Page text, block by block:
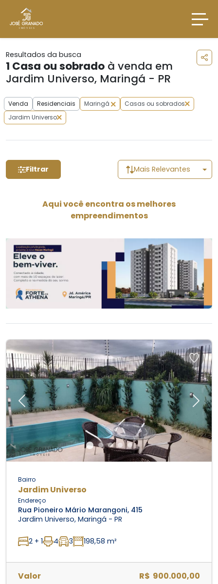
Resultados da busca
1 Casa ou sobrado à venda em
Jardim Universo, Maringá - PR
Venda Residenciais Maringá
Casas ou sobrados
Jardim Universo
Filtrar Mais Relevantes
Aqui você encontra os melhores
empreendimentos
Previous Next
Bairro
Jardim Universo
Endereço
Rua Pioneiro Mário Marangoni, 415
Jardim Universo, Maringá - PR
2 + 1 4 3 198,58 m²
Valor R$ 900.000,00